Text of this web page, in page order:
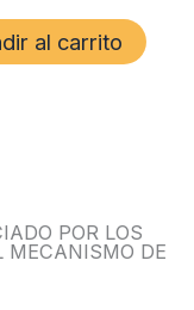
al carrito
POR LOS
MECANISMO DE